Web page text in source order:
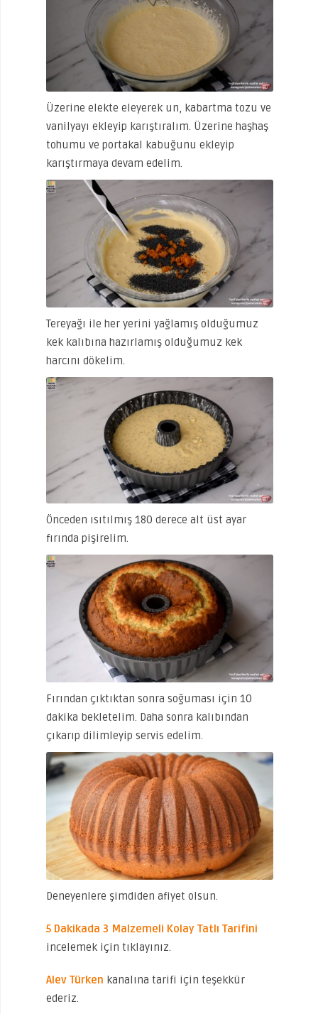
Üzerine elekte eleyerek un, kabartma tozu ve
vanilyayı ekleyip karıştıralım. Üzerine haşhaş
tohumu ve portakal kabuğunu ekleyip
karıştırmaya devam edelim.
Tereyağı ile her yerini yağlamış olduğumuz
kek kalıbına hazırlamış olduğumuz kek
harcını dökelim.
Önceden ısıtılmış 180 derece alt üst ayar
fırında pişirelim.
Fırından çıktıktan sonra soğuması için 10
dakika bekletelim. Daha sonra kalıbından
çıkarıp dilimleyip servis edelim.
Deneyenlere şimdiden afiyet olsun.
5 Dakikada 3 Malzemeli Kolay Tatlı Tarifini
incelemek için tıklayınız.
Alev Türken kanalına tarifi için teşekkür
ederiz.